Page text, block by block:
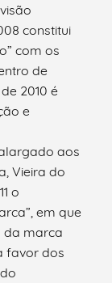
constitui
com os
de
2010 é
e
aos
Vieira do
o
em que
da marca
favor dos